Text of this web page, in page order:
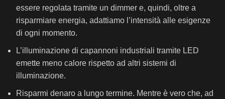
essere regolata tramite un dimmer e, quindi, oltre a
risparmiare energia, adattiamo l’intensità alle esigenze
di ogni momento.
L’illuminazione di capannoni industriali tramite LED
emette meno calore rispetto ad altri sistemi di
illuminazione.
Risparmi denaro a lungo termine. Mentre è vero che, ad